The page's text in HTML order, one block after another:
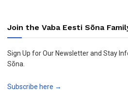
Join the Vaba Eesti Sõna
Sign Up for Our Newsletter and Stay
Sõna.
Subscribe here →